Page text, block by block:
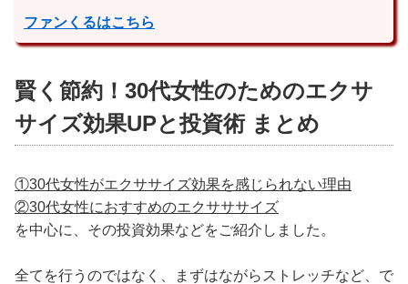
ファンくるはこちら
賢く節約！30代女性のためのエクサ
サイズ効果UPと投資術 まとめ
①30代女性がエクササイズ効果を感じられない理由
②30代女性におすすめのエクサササイズ
を中心に、その投資効果などをご紹介しました。
全てを行うのではなく、まずはながらストレッチなど、で